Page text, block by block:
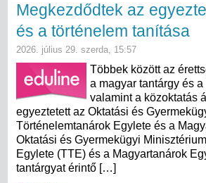
Megkezdődtek az
és a történelem tanítása
2026. július 29. szerda, 15:57
Többek között az
a magyar tantárgy és
valamint a közoktatás
egyeztetett az Oktatási és
Történelemtanárok Egylete és a
Oktatási és Gyermekügyi
Egylete (TTE) és a Magyartanárok
tantárgyat érintő […]